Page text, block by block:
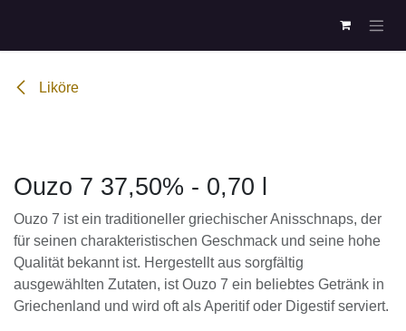
Liköre
Ouzo 7 37,50% - 0,70 l
Ouzo 7 ist ein traditioneller griechischer Anisschnaps, der
für seinen charakteristischen Geschmack und seine hohe
Qualität bekannt ist. Hergestellt aus sorgfältig
ausgewählten Zutaten, ist Ouzo 7 ein beliebtes Getränk in
Griechenland und wird oft als Aperitif oder Digestif serviert.